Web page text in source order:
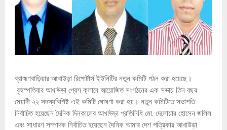
ব্রাহ্মণবাড়িয়ার আখাউড়া রিপোর্টার্স ইউনিটির নতুন কমিটি গঠন করা হয়েছে।
বৃহস্পতিবার আখাউড়া প্রেস ক্লাবে আয়োজিত সংগঠনের এক সভায় তিন বছর
মেয়াদী ২২ সদস্যবিশিষ্ট এই কমিটি ঘোষণা করা হয়। নতুন কমিটিতে সভাপতি
নির্বাচিত হয়েছেন দৈনিক দিনকালের আখাউড়া প্রতিনিধি মো. দেলোয়ার হোসেন জলিল
এবং সাধারণ সম্পাদক নির্বাচিত হয়েছেন দৈনিক আমার দেশ পত্রিকার আখাউড়া